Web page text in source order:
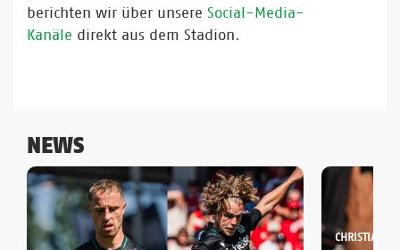
berichten wir über unsere Social-Media-
Kanäle direkt aus dem Stadion.
NEWS
CHRISTIAN